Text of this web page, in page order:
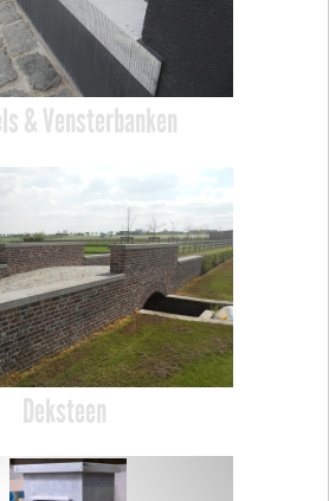
& Vensterbanken
Deksteen